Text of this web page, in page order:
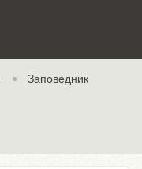
Заповедник